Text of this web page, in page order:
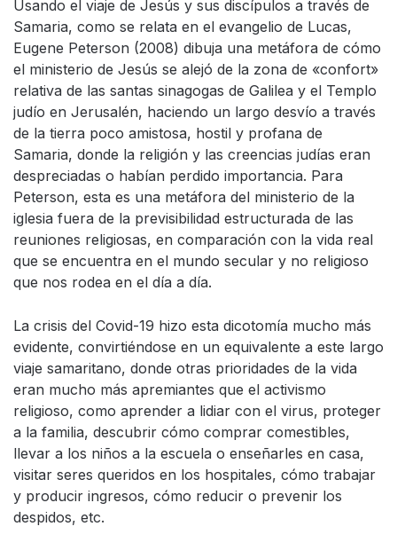
Usando el viaje de Jesús y sus discípulos a través de
Samaria, como se relata en el evangelio de Lucas,
Eugene Peterson (2008) dibuja una metáfora de cómo
el ministerio de Jesús se alejó de la zona de «confort»
relativa de las santas sinagogas de Galilea y el Templo
judío en Jerusalén, haciendo un largo desvío a través
de la tierra poco amistosa, hostil y profana de
Samaria, donde la religión y las creencias judías eran
despreciadas o habían perdido importancia. Para
Peterson, esta es una metáfora del ministerio de la
iglesia fuera de la previsibilidad estructurada de las
reuniones religiosas, en comparación con la vida real
que se encuentra en el mundo secular y no religioso
que nos rodea en el día a día.
La crisis del Covid-19 hizo esta dicotomía mucho más
evidente, convirtiéndose en un equivalente a este largo
viaje samaritano, donde otras prioridades de la vida
eran mucho más apremiantes que el activismo
religioso, como aprender a lidiar con el virus, proteger
a la familia, descubrir cómo comprar comestibles,
llevar a los niños a la escuela o enseñarles en casa,
visitar seres queridos en los hospitales, cómo trabajar
y producir ingresos, cómo reducir o prevenir los
despidos, etc.